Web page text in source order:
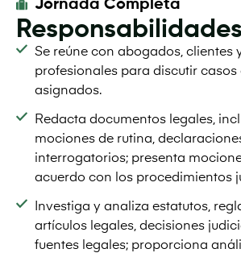
Jornada Completa
Se reúne con abogados, clientes
profesionales para discutir casos
asignados.
Redacta documentos legales,
mociones de rutina,
interrogatorios; presenta
acuerdo con los procedimientos
Investiga y analiza estatutos,
artículos legales, decisiones
fuentes legales; proporciona